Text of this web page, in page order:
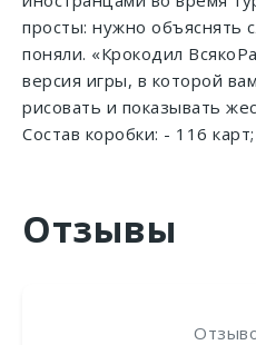
просты: нужно объяснять
поняли. «Крокодил
версия игры, в которой
рисовать и показывать
Состав коробки: - 116
Отзывы